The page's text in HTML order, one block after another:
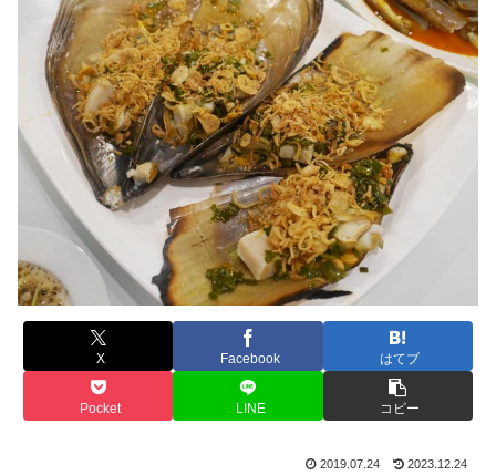
X Facebook はてブ
Pocket LINE コピー
2019.07.24 2023.12.24